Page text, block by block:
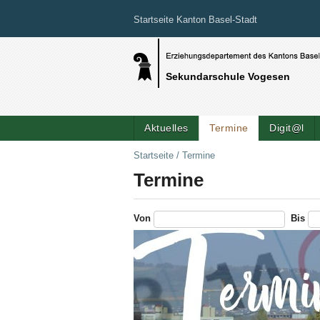
Startseite Kanton Basel-Stadt
Sekundarschule Vogesen
Aktuelles Termine Digit@l
Startseite / Termine
Termine
Von Bis